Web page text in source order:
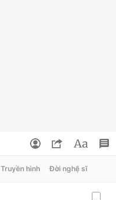
Truyền hình Đời nghệ sĩ